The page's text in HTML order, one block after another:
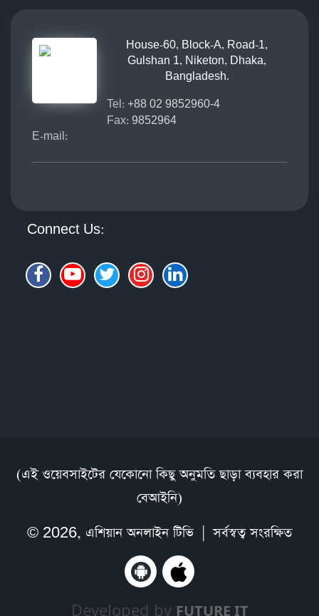
House-60, Block-A, Road-1,
Gulshan 1, Niketon, Dhaka,
Bangladesh.
Tel: +88 02 9852960-4
Fax: 9852964
E-mail:
Connect Us:
(এই ওয়েবসাইটের যেকোনো কিছু অনুমতি ছাড়া ব্যবহার করা
বেআইনি)
© 2026, এশিয়ান অনলাইন টিভি| সর্বস্বত্ব সংরক্ষিত
Developed by FUTURE IT